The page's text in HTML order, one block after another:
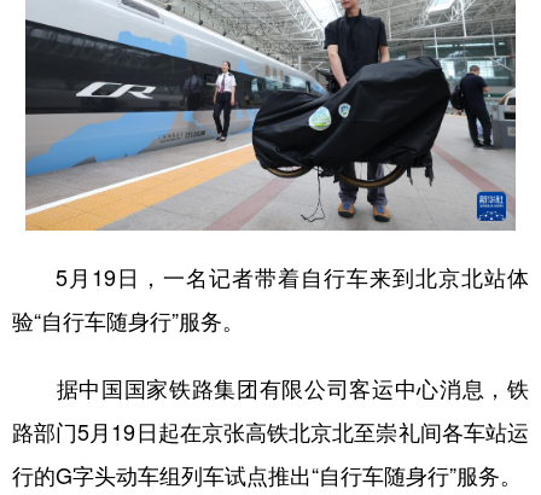
5月19日，一名记者带着自行车来到北京北站体
验“自行车随身行”服务。
据中国国家铁路集团有限公司客运中心消息，铁
路部门5月19日起在京张高铁北京北至崇礼间各车站运
行的G字头动车组列车试点推出“自行车随身行”服务。